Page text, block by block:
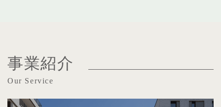
事業紹介
Our Service